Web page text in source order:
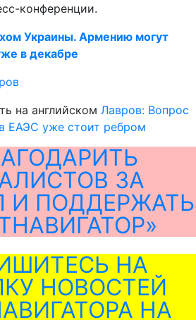
конференции.
Украины. Армению могут
в декабре
на английском Лавров: Вопрос
ЕАЭС уже стоит ребром
ЗА
И ПОДДЕРЖАТЬ
НА
НОВОСТЕЙ
НА